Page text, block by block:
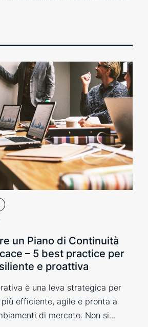
un Piano di Continuità
– 5 best practice per
e proattiva
è una leva strategica per
più efficiente, agile e pronta a
di mercato. Non si...